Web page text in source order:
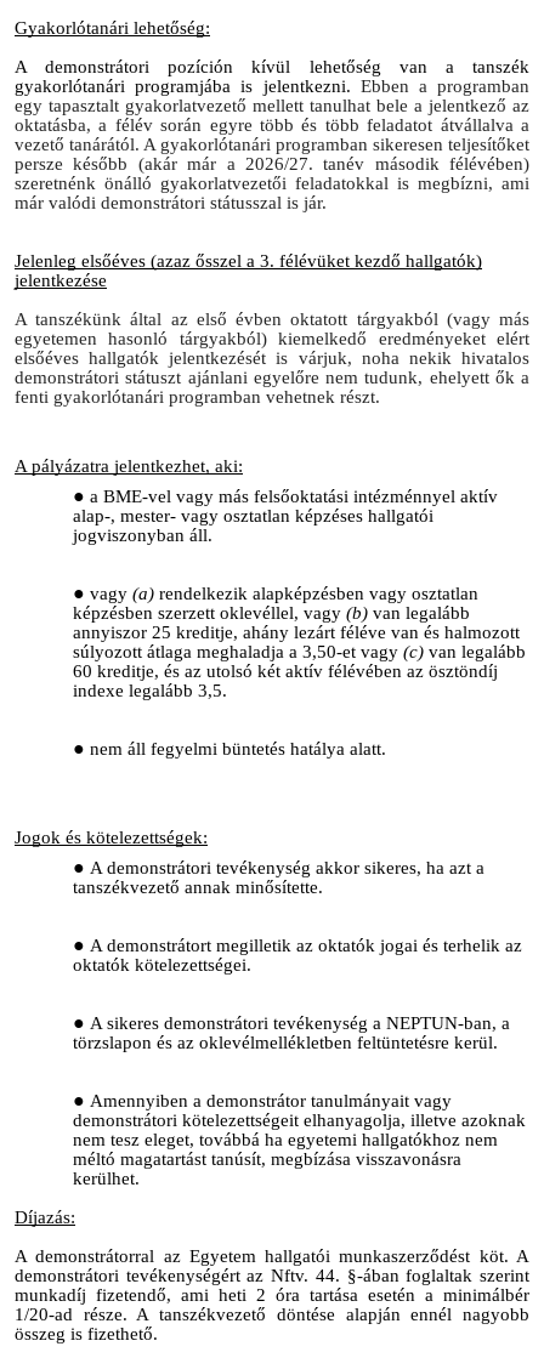
Gyakorlótanári lehetőség:
A demonstrátori pozíción kívül lehetőség van a tanszék
gyakorlótanári programjába is jelentkezni. Ebben a programban
egy tapasztalt gyakorlatvezető mellett tanulhat bele a jelentkező az
oktatásba, a félév során egyre több és több feladatot átvállalva a
vezető tanárától. A gyakorlótanári programban sikeresen teljesítőket
persze később (akár már a 2026/27. tanév második félévében)
szeretnénk önálló gyakorlatvezetői feladatokkal is megbízni, ami
már valódi demonstrátori státusszal is jár.
Jelenleg elsőéves (azaz ősszel a 3. félévüket kezdő hallgatók)
jelentkezése
A tanszékünk által az első évben oktatott tárgyakból (vagy más
egyetemen hasonló tárgyakból)kiemelkedő eredményeket elért
elsőéves hallgatók jelentkezését is várjuk, noha nekik hivatalos
demonstrátori státuszt ajánlani egyelőre nem tudunk, ehelyett ők a
fenti gyakorlótanári programban vehetnek részt.
A pályázatra jelentkezhet, aki:
a BME-vel vagy más felsőoktatási intézménnyel aktív
alap-, mester- vagy osztatlan képzéses hallgatói
jogviszonyban áll.
vagy (a) rendelkezik alapképzésben vagy osztatlan
képzésben szerzett oklevéllel, vagy (b) van legalább
annyiszor 25 kreditje, ahány lezárt féléve van és halmozott
súlyozott átlaga meghaladja a 3,50-et vagy (c) van legalább
60 kreditje, és az utolsó két aktív félévében az ösztöndíj
indexe legalább 3,5.
nem áll fegyelmi büntetés hatálya alatt.
Jogok és kötelezettségek:
A demonstrátori tevékenység akkor sikeres, ha azt a
tanszékvezető annak minősítette.
A demonstrátort megilletik az oktatók jogai és terhelik az
oktatók kötelezettségei.
A sikeres demonstrátori tevékenység a NEPTUN-ban, a
törzslapon és az oklevélmellékletben feltüntetésre kerül.
Amennyiben a demonstrátor tanulmányait vagy
demonstrátori kötelezettségeit elhanyagolja, illetve azoknak
nem tesz eleget, továbbá ha egyetemi hallgatókhoz nem
méltó magatartást tanúsít, megbízása visszavonásra
kerülhet.
Díjazás:
A demonstrátorral az Egyetem hallgatói munkaszerződést köt. A
demonstrátori tevékenységért az Nftv. 44. §-ában foglaltak szerint
munkadíj fizetendő, ami heti 2 óra tartása esetén a minimálbér
1/20-ad része. Atanszékvezető döntése alapján ennél nagyobb
összeg is fizethető.